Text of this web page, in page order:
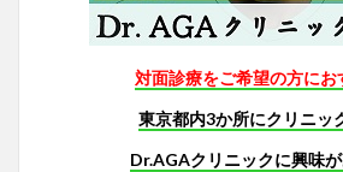
対面診療をご希望の方にお
東京都内3か所にクリニッ
Dr.AGAクリニックに興味